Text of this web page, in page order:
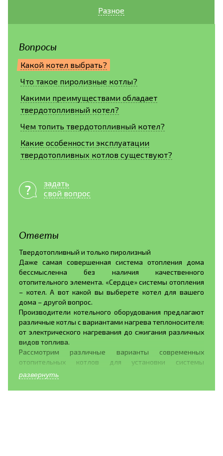
Разное
Вопросы
Какой котел выбрать?
Что такое пиролизные котлы?
Какими преимуществами обладает
твердотопливный котел?
Чем топить твердотопливный котел?
Какие особенности эксплуатации
твердотопливных котлов существуют?
задать
свой вопрос
Ответы
Твердотопливный и только пиролизный
Даже самая совершенная система отопления дома
бессмысленна без наличия качественного
отопительного элемента. «Сердце» системы отопления
– котел. А вот какой вы выберете котел для вашего
дома – другой вопрос.
Производители котельного оборудования предлагают
различные котлы с вариантами нагрева теплоносителя:
от электрического нагревания до сжигания различных
видов топлива.
Рассмотрим различные варианты современных
отопительных котлов для установки системы
отопления дома.
Газовые котлы. Газовое оборудование обладает рядом
достоинств, это- широкое распространение топлива,
развернуть